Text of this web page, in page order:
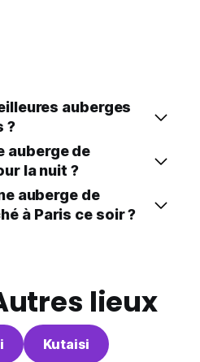
auberges
?
auberge de
la nuit ?
auberge de
à Paris ce soir ?
lieux
Kutaisi